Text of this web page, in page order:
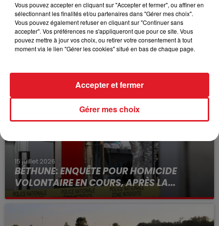
Toute l'actualité en temps réel du festival est à
suivre sur la page facebook.
15 juillet 2026
BÉTHUNE: ENQUÊTE POUR HOMICIDE
VOLONTAIRE EN COURS, APRÈS LA...
Selon les premiers éléments, le logement servait
Vous pouvez accepter en cliquant sur "Accepter et fermer", ou affiner en
sélectionnant les finalités et/ou partenaires dans "Gérer mes choix".
Vous pouvez également refuser en cliquant sur "Continuer sans
accepter". Vos préférences ne s'appliqueront que pour ce site. Vous
pouvez mettre à jour vos choix, ou retirer votre consentement à tout
moment via le lien "Gérer les cookies" situé en bas de chaque page.
Gérer mes choix
Accepter et fermer